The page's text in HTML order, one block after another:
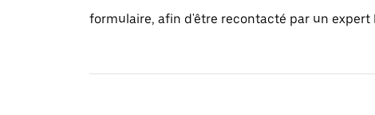
formulaire, afin d'être recontacté par un expert